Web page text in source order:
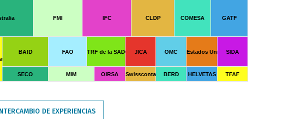
FMI IFC CLDP COMESA GATF
BAfD FAO TRF de la SADC JICA OMC Estados UnidosSIDA
SECO MIM OIRSA Swisscontact BERD HELVETAS TFAF
DE EXPERIENCIAS